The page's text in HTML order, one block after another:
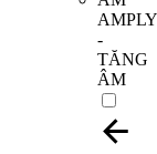
AMPLY
-
TĂNG
ÂM